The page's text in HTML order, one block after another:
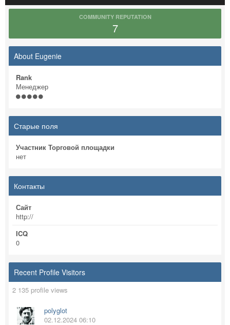
COMMUNITY REPUTATION
7
About Eugenie
Rank
Менеджер
Старые поля
Участник Торговой площадки
нет
Контакты
Сайт
http://
ICQ
0
Recent Profile Visitors
2 135 profile views
polyglot
02.12.2024 06:10